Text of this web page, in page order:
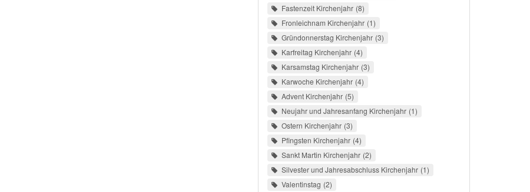
Fastenzeit Kirchenjahr 8
Fronleichnam Kirchenjahr 1
Gründonnerstag Kirchenjahr 3
Karfreitag Kirchenjahr 4
Karsamstag Kirchenjahr 3
Karwoche Kirchenjahr 4
Advent Kirchenjahr 5
Neujahr und Jahresanfang Kirchenjahr 1
Ostern Kirchenjahr 3
Pfingsten Kirchenjahr 4
Sankt Martin Kirchenjahr 2
Silvester und Jahresabschluss Kirchenjahr 1
Valentinstag 2